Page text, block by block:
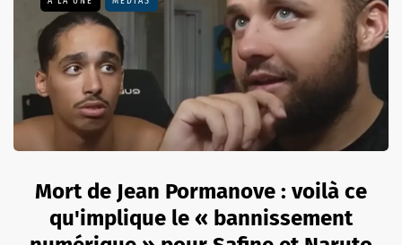
Mort de Jean Pormanove : voilà ce
qu'implique le « bannissement